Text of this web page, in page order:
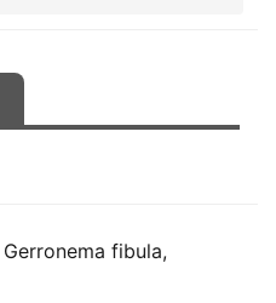
fibula,